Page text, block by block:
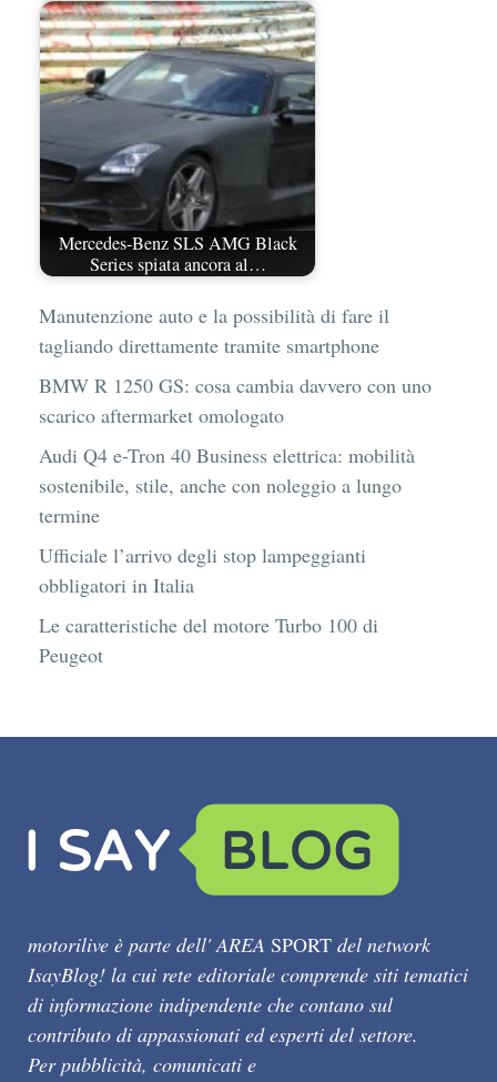
Mercedes-Benz SLS AMG Black
Series spiata ancora al…
Manutenzione auto e la possibilità di fare il
tagliando direttamente tramite smartphone
BMW R 1250 GS: cosa cambia davvero con uno
scarico aftermarket omologato
Audi Q4 e-Tron 40 Business elettrica: mobilità
sostenibile, stile, anche con noleggio a lungo
termine
Ufficiale l’arrivo degli stop lampeggianti
obbligatori in Italia
Le caratteristiche del motore Turbo 100 di
Peugeot
motorilive è parte dell' AREA SPORT del network
IsayBlog! la cui rete editoriale comprende siti tematici
di informazione indipendente che contano sul
contributo di appassionati ed esperti del settore.
Per pubblicità, comunicati e